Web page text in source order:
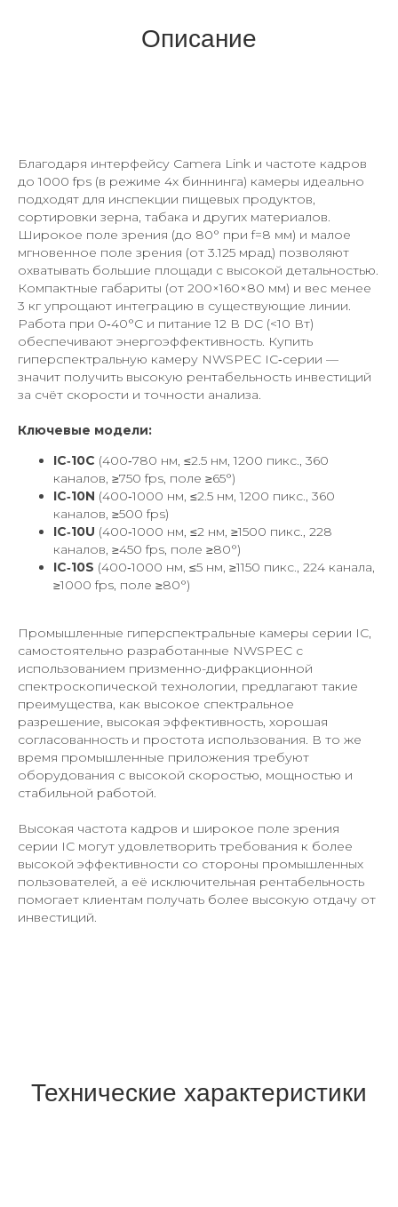
Описание
Благодаря интерфейсу Camera Link и частоте кадров
до 1000 fps (в режиме 4x биннинга) камеры идеально
подходят для инспекции пищевых продуктов,
сортировки зерна, табака и других материалов.
Широкое поле зрения (до 80° при f=8 мм) и малое
мгновенное поле зрения (от 3.125 мрад) позволяют
охватывать большие площади с высокой детальностью.
Компактные габариты (от 200×160×80 мм) и вес менее
3 кг упрощают интеграцию в существующие линии.
Работа при 0‑40°C и питание 12 В DC (<10 Вт)
обеспечивают энергоэффективность. Купить
гиперспектральную камеру NWSPEC IC‑серии —
значит получить высокую рентабельность инвестиций
за счёт скорости и точности анализа.
Ключевые модели:
IC‑10C (400‑780 нм, ≤2.5 нм, 1200 пикс., 360
каналов, ≥750 fps, поле ≥65°)
IC‑10N (400‑1000 нм, ≤2.5 нм, 1200 пикс., 360
каналов, ≥500 fps)
IC‑10U (400‑1000 нм, ≤2 нм, ≥1500 пикс., 228
каналов, ≥450 fps, поле ≥80°)
IC‑10S (400‑1000 нм, ≤5 нм, ≥1150 пикс., 224 канала,
≥1000 fps, поле ≥80°)
Промышленные гиперспектральные камеры серии IC,
самостоятельно разработанные NWSPEC с
использованием призменно-дифракционной
спектроскопической технологии, предлагают такие
преимущества, как высокое спектральное
разрешение, высокая эффективность, хорошая
согласованность и простота использования. В то же
время промышленные приложения требуют
оборудования с высокой скоростью, мощностью и
стабильной работой.
Высокая частота кадров и широкое поле зрения
серии IC могут удовлетворить требования к более
высокой эффективности со стороны промышленных
пользователей, а её исключительная рентабельность
помогает клиентам получать более высокую отдачу от
инвестиций.
Технические характеристики